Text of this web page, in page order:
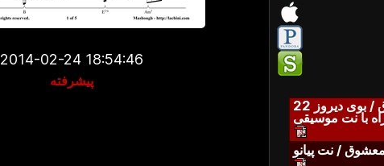
2014-02-24 18:54:46
پیشرفته
بوی دیروز 22
با نت موسیقی
معشوق / نت پیانو